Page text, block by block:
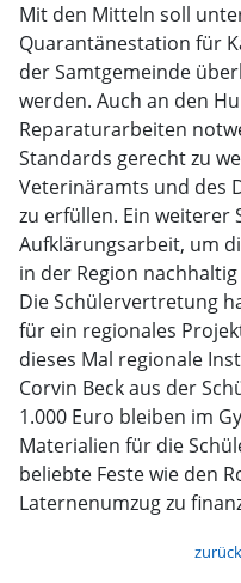
Mit den Mitteln soll
Quarantänestation für
der Samtgemeinde
werden. Auch an den
Reparaturarbeiten
Standards gerecht zu
Veterinäramts und des
zu erfüllen. Ein weiterer
Aufklärungsarbeit, um
in der Region nachhaltig
Die Schülervertretung
für ein regionales
dieses Mal regionale
Corvin Beck aus der
1.000 Euro bleiben im
Materialien für die
beliebte Feste wie den
Laternenumzug zu